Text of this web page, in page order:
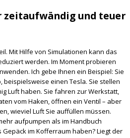
zeitaufwändig und teuer
Mit Hilfe von Simulationen kann das
werden. Im Moment probieren
Ich gebe Ihnen ein Beispiel: Sie
einen Tesla. Sie stellen
Luft haben. Sie fahren zur Werkstatt,
vom Haken, öffnen ein Ventil – aber
wieviel Luft Sie auffüllen müssen.
aufpumpen als im Handbuch
im Kofferraum haben? Liegt der